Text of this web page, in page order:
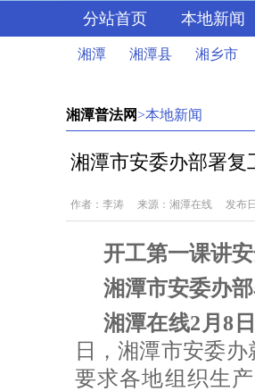
分站首页 本地新闻
湘潭 湘潭县 湘乡市
湘潭普法网>本地新闻
湘潭市安委办部署复
作者：李涛 来源：湘潭在线 发布日
开工第一课讲
湘潭市安委办
湘潭在线2月8
日，湘潭市安委办
要求各地组织生